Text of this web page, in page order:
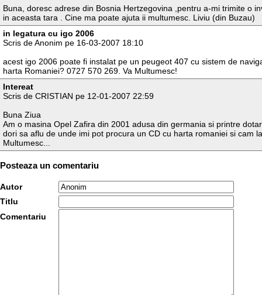
Buna, doresc adrese din Bosnia Hertzegovina ,pentru a-mi trimite o
in aceasta tara . Cine ma poate ajuta ii multumesc. Liviu (din Buzau)
in legatura cu igo 2006
Scris de Anonim pe 16-03-2007 18:10
acest igo 2006 poate fi instalat pe un peugeot 407 cu sistem de
harta Romaniei? 0727 570 269. Va Multumesc!
Intereat
Scris de CRISTIAN pe 12-01-2007 22:59
Buna Ziua
Am o masina Opel Zafira din 2001 adusa din germania si printre
dori sa aflu de unde imi pot procura un CD cu harta romaniei si cam
Multumesc...
Posteaza un comentariu
Autor
Titlu
Comentariu